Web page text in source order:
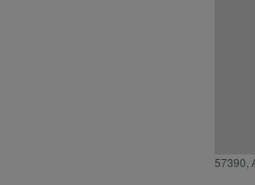
57390,